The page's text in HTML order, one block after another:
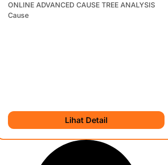
ONLINE ADVANCED CAUSE TREE ANALYSIS
Cause
Lihat Detail